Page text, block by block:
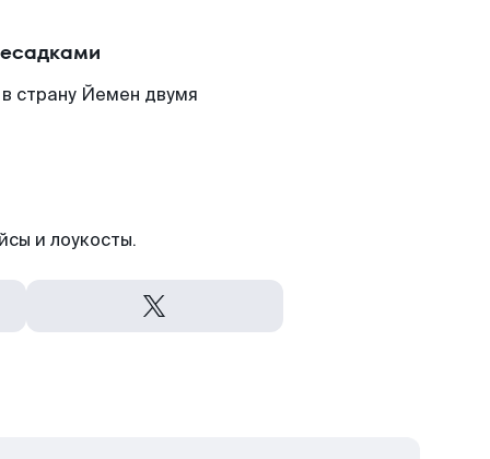
страну Йемен двумя
и лоукосты.